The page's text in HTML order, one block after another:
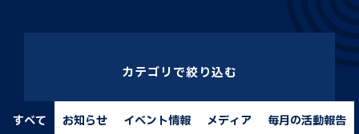
カテゴリで絞り込む
すべて お知らせ イベント情報 メディア 毎月の活動報告